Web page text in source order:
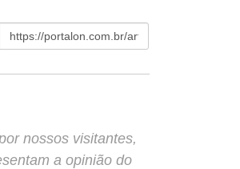
nossos visitantes,
a opinião do